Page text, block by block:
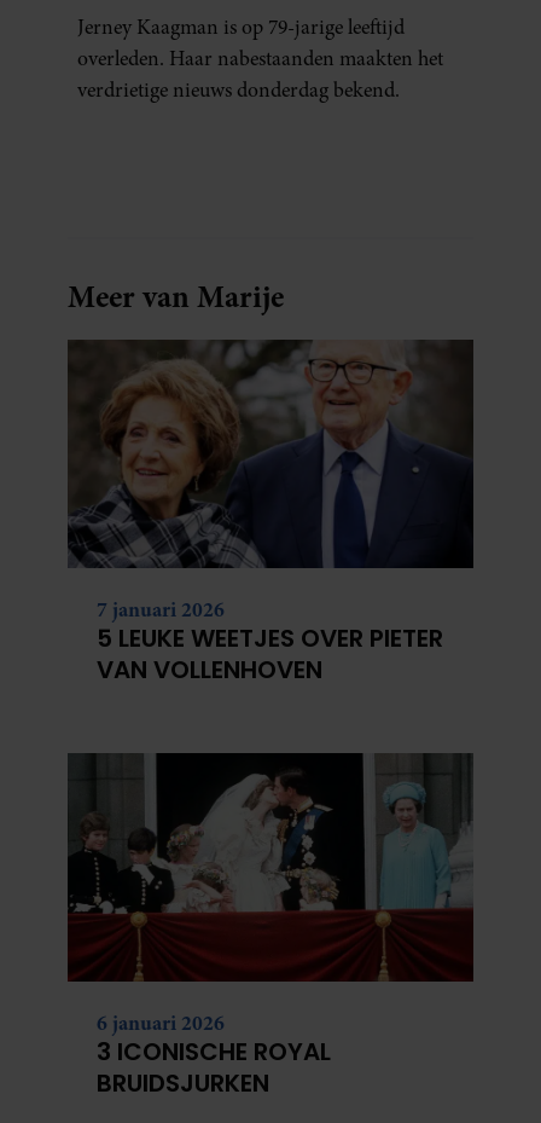
Jerney Kaagman is op 79-jarige leeftijd
overleden. Haar nabestaanden maakten het
verdrietige nieuws donderdag bekend.
Meer van Marije
7 januari 2026
5 LEUKE WEETJES OVER PIETER
VAN VOLLENHOVEN
6 januari 2026
3 ICONISCHE ROYAL
BRUIDSJURKEN